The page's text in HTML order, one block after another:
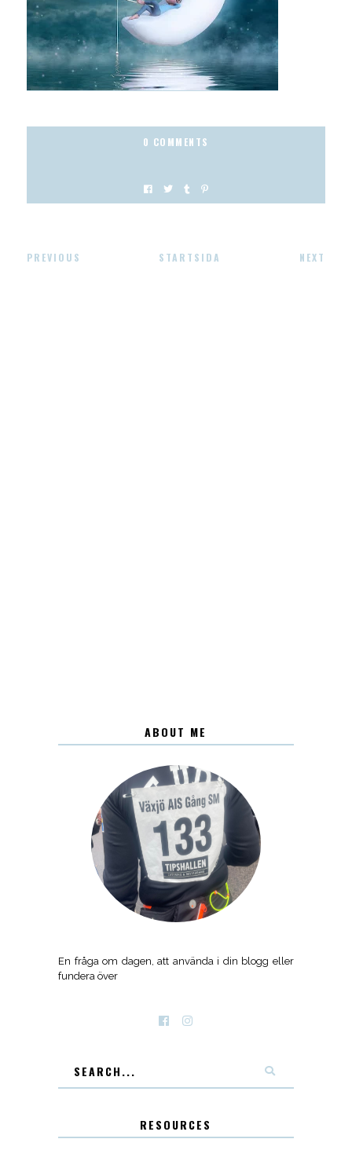
0 COMMENTS
PREVIOUS STARTSIDA NEXT
ABOUT ME
En fråga om dagen, att använda i din blogg eller
fundera över
RESOURCES